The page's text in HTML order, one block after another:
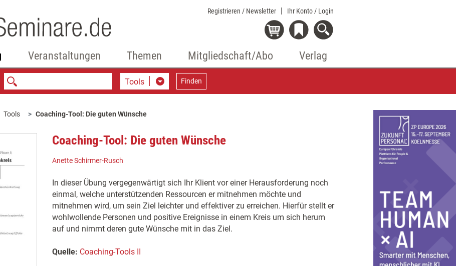
Registrieren / Newsletter Ihr Konto / Login
Veranstaltungen Themen Mitgliedschaft/Abo Verlag
Tools Finden
Tools Coaching-Tool: Die guten Wünsche
Coaching-Tool: Die guten Wünsche
Anette Schirmer-Rusch
In dieser Übung vergegenwärtigt sich Ihr Klient vor einer Herausforderung noch
einmal, welche unterstützenden Ressourcen er mitnehmen möchte und
mitnehmen wird, um sein Ziel leichter und effektiver zu erreichen. Hierfür stellt er
wohlwollende Personen und positive Ereignisse in einem Kreis um sich herum
auf und nimmt deren gute Wünsche mit in das Ziel.
Quelle: Coaching-Tools II